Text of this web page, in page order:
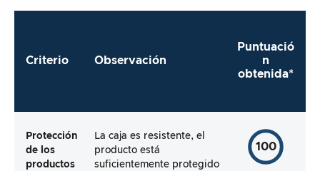
Criterio Observación
Puntuació
n
obtenida*
Protección
de los
productos
La caja es resistente, el
producto está
suficientemente protegido
100